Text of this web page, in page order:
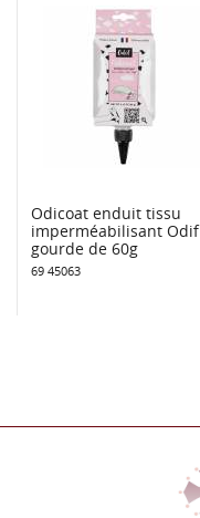
Odicoat enduit tissu
imperméabilisant Odif
gourde de 60g
69 45063